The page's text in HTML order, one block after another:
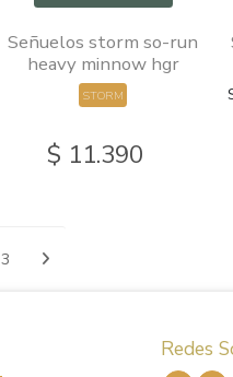
Señuelos storm so-run
heavy minnow hgr
STORM
$ 11.390
3
Redes